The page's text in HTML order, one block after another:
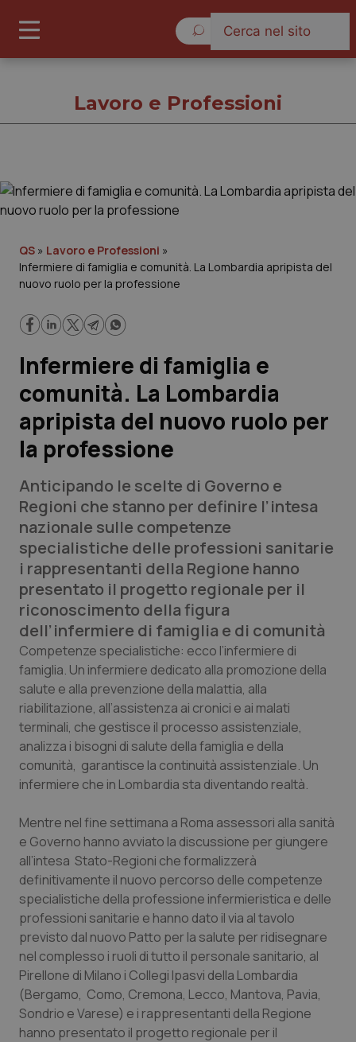
Governo e Parlamento
Regioni e Asl
Lavoro e Professioni
Scienza e Farmaci
Studi e Analisi
Lettere al direttore
Edizioni Regionali
QS Pro
Professionisti Sanitari.AI
Abruzzo
Basilicata
Calabria
Campania
Friuli Venezia Giulia
Lazio
Liguria
Lombardia
Marche
QS Pro Gold
Artrite & artrosi
Asma & BPCO
Car-T
Dermatite Atopica
Diabete & glucometri
Disturbi dell’umore
Dolore
Donna & Salute
QS Club Newsletter
Lavoro e Professioni
QS » Lavoro e Professioni »
Infermiere di famiglia e comunità. La Lombardia apripista del
nuovo ruolo per la professione
Infermiere di famiglia e
comunità. La Lombardia
apripista del nuovo ruolo per
la professione
Anticipando le scelte di Governo e
Regioni che stanno per definire l’intesa
nazionale sulle competenze
specialistiche delle professioni sanitarie
i rappresentanti della Regione hanno
presentato il progetto regionale per il
riconoscimento della figura
dell’infermiere di famiglia e di comunità
Competenze specialistiche: ecco l’infermiere di
famiglia. Un infermiere dedicato alla promozione della
salute e alla prevenzione della malattia, alla
riabilitazione, all’assistenza ai cronici e ai malati
terminali, che gestisce il processo assistenziale,
analizza i bisogni di salute della famiglia e della
comunità, garantisce la continuità assistenziale. Un
infermiere che in Lombardia sta diventando realtà.
Mentre nel fine settimana a Roma assessori alla sanità
e Governo hanno avviato la discussione per giungere
all’intesa Stato-Regioni che formalizzerà
definitivamente il nuovo percorso delle competenze
specialistiche della professione infermieristica e delle
professioni sanitarie e hanno dato il via al tavolo
previsto dal nuovo Patto per la salute per ridisegnare
nel complesso i ruoli di tutto il personale sanitario, al
Pirellone di Milano i Collegi Ipasvi della Lombardia
(Bergamo, Como, Cremona, Lecco, Mantova, Pavia,
Sondrio e Varese) e i rappresentanti della Regione
hanno presentato il progetto regionale per il